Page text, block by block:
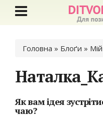
Ви є тут
Головна » Блоґи »
Як вам ідея
чаю?